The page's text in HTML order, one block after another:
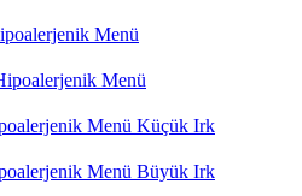
Menü
Menü
Menü Küçük Irk
Menü Büyük Irk